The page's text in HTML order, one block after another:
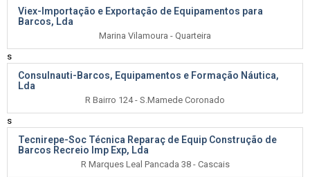
Viex-Importação e Exportação de Equipamentos para
Barcos, Lda
Marina Vilamoura - Quarteira
s
Consulnauti-Barcos, Equipamentos e Formação Náutica,
Lda
R Bairro 124 - S.Mamede Coronado
s
Tecnirepe-Soc Técnica Reparaç de Equip Construção de
Barcos Recreio Imp Exp, Lda
R Marques Leal Pancada 38 - Cascais